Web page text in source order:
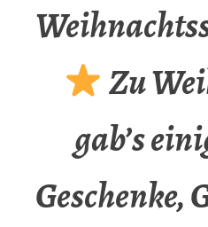
Zu
gab’s
Geschenke,